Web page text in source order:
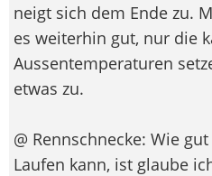
neigt sich dem Ende zu.
es weiterhin gut, nur die
Aussentemperaturen
etwas zu.
@ Rennschnecke: Wie
Laufen kann, ist glaube